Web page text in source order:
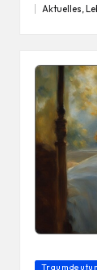
Posted
Aktuelles ,
Posted